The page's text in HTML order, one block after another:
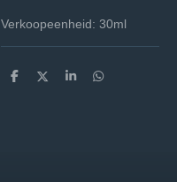
Verkoopeenheid: 30ml
D
D
S
D